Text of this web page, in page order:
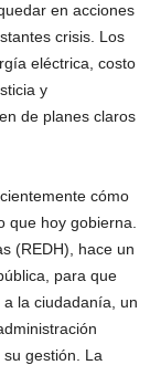
en acciones
crisis. Los
eléctrica, costo
y
de planes claros
cómo
que hoy gobierna.
(REDH), hace un
para que
la ciudadanía, un
gestión. La